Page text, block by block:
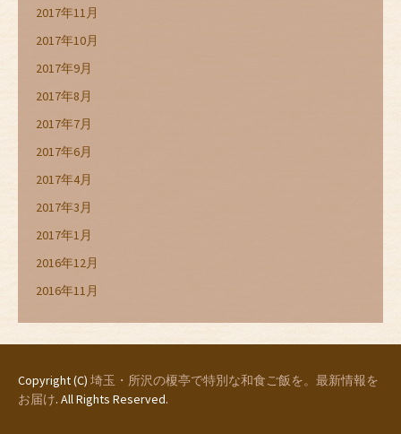
2017年11月
2017年10月
2017年9月
2017年8月
2017年7月
2017年6月
2017年4月
2017年3月
2017年1月
2016年12月
2016年11月
Copyright (C) 埼玉・所沢の榎亭で特別な和食ご飯を。最新情報を
お届け. All Rights Reserved.